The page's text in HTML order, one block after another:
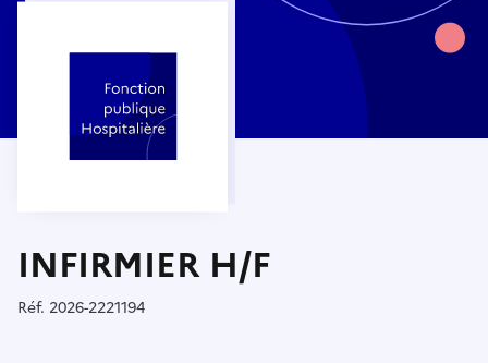
INFIRMIER H/F
Réf. Référence :
2026-2221194